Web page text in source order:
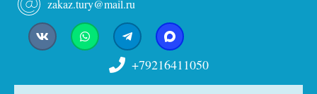
zakaz.tury@mail.ru
+79216411050